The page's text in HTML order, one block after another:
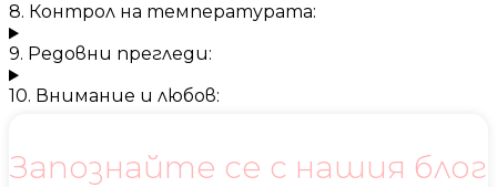
8. Контрол на температурата:
9. Редовни прегледи:
10. Внимание и любов:
Запознайте се с нашия блог